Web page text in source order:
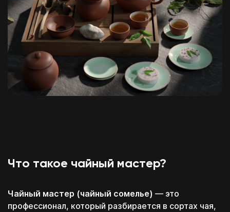
Что такое чайный мастер?
Чайный мастер (чайный сомелье) — это
профессионал, который разбирается в сортах чая,